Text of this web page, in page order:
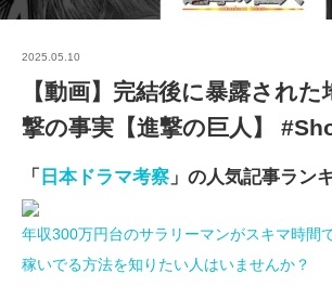
2025.05.10
【動画】完結後に暴露され
撃の事実【進撃の巨人】
「 日本ドラマ考察 」の人気記事ラン
年収300万円台のサラリーマンがスキマ時間
稼いでる方法を知りたい人はいませんか？